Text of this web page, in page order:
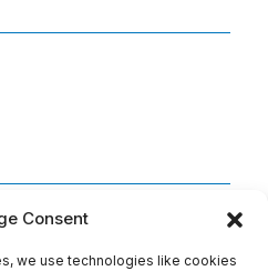
Consent
we use technologies like cookies